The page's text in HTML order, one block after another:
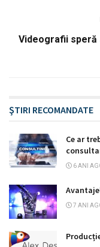
Videografii speră
ŞTIRI RECOMANDATE
Ce ar
6 ANI
7 ANI